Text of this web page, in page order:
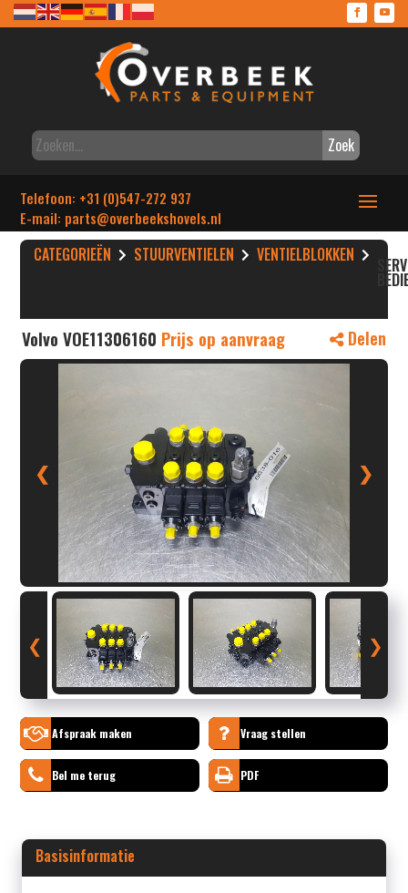
Zoek
Telefoon: +31 (0)547-272 937
E-mail: parts@overbeekshovels.nl
CATEGORIEËN STUURVENTIELEN VENTIELBLOKKEN
Volvo VOE11306160 Prijs op aanvraag Delen
❮ ❯
❮ ❯
Afspraak maken Vraag stellen
Bel me terug PDF
Basisinformatie